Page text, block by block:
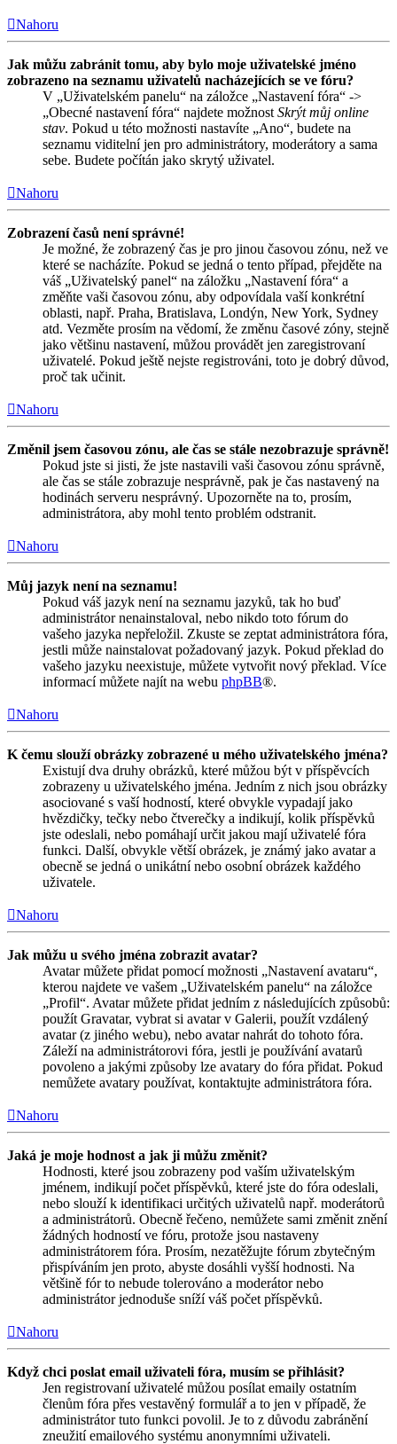
Nahoru
Jak můžu zabránit tomu, aby bylo moje uživatelské jméno
zobrazeno na seznamu uživatelů nacházejících se ve fóru?
V „Uživatelském panelu“ na záložce „Nastavení fóra“ ->
„Obecné nastavení fóra“ najdete možnost Skrýt můj online
stav. Pokud u této možnosti nastavíte „Ano“, budete na
seznamu viditelní jen pro administrátory, moderátory a sama
sebe. Budete počítán jako skrytý uživatel.
Nahoru
Zobrazení časů není správné!
Je možné, že zobrazený čas je pro jinou časovou zónu, než ve
které se nacházíte. Pokud se jedná o tento případ, přejděte na
váš „Uživatelský panel“ na záložku „Nastavení fóra“ a
změňte vaši časovou zónu, aby odpovídala vaší konkrétní
oblasti, např. Praha, Bratislava, Londýn, New York, Sydney
atd. Vezměte prosím na vědomí, že změnu časové zóny, stejně
jako většinu nastavení, můžou provádět jen zaregistrovaní
uživatelé. Pokud ještě nejste registrováni, toto je dobrý důvod,
proč tak učinit.
Nahoru
Změnil jsem časovou zónu, ale čas se stále nezobrazuje správně!
Pokud jste si jisti, že jste nastavili vaši časovou zónu správně,
ale čas se stále zobrazuje nesprávně, pak je čas nastavený na
hodinách serveru nesprávný. Upozorněte na to, prosím,
administrátora, aby mohl tento problém odstranit.
Nahoru
Můj jazyk není na seznamu!
Pokud váš jazyk není na seznamu jazyků, tak ho buď
administrátor nenainstaloval, nebo nikdo toto fórum do
vašeho jazyka nepřeložil. Zkuste se zeptat administrátora fóra,
jestli může nainstalovat požadovaný jazyk. Pokud překlad do
vašeho jazyku neexistuje, můžete vytvořit nový překlad. Více
informací můžete najít na webu phpBB®.
Nahoru
K čemu slouží obrázky zobrazené u mého uživatelského jména?
Existují dva druhy obrázků, které můžou být v příspěvcích
zobrazeny u uživatelského jména. Jedním z nich jsou obrázky
asociované s vaší hodností, které obvykle vypadají jako
hvězdičky, tečky nebo čtverečky a indikují, kolik příspěvků
jste odeslali, nebo pomáhají určit jakou mají uživatelé fóra
funkci. Další, obvykle větší obrázek, je známý jako avatar a
obecně se jedná o unikátní nebo osobní obrázek každého
uživatele.
Nahoru
Jak můžu u svého jména zobrazit avatar?
Avatar můžete přidat pomocí možnosti „Nastavení avataru“,
kterou najdete ve vašem „Uživatelském panelu“ na záložce
„Profil“. Avatar můžete přidat jedním z následujících způsobů:
použít Gravatar, vybrat si avatar v Galerii, použít vzdálený
avatar (z jiného webu), nebo avatar nahrát do tohoto fóra.
Záleží na administrátorovi fóra, jestli je používání avatarů
povoleno a jakými způsoby lze avatary do fóra přidat. Pokud
nemůžete avatary používat, kontaktujte administrátora fóra.
Nahoru
Jaká je moje hodnost a jak ji můžu změnit?
Hodnosti, které jsou zobrazeny pod vaším uživatelským
jménem, indikují počet příspěvků, které jste do fóra odeslali,
nebo slouží k identifikaci určitých uživatelů např. moderátorů
a administrátorů. Obecně řečeno, nemůžete sami změnit znění
žádných hodností ve fóru, protože jsou nastaveny
administrátorem fóra. Prosím, nezatěžujte fórum zbytečným
přispíváním jen proto, abyste dosáhli vyšší hodnosti. Na
většině fór to nebude tolerováno a moderátor nebo
administrátor jednoduše sníží váš počet příspěvků.
Nahoru
Když chci poslat email uživateli fóra, musím se přihlásit?
Jen registrovaní uživatelé můžou posílat emaily ostatním
členům fóra přes vestavěný formulář a to jen v případě, že
administrátor tuto funkci povolil. Je to z důvodu zabránění
zneužití emailového systému anonymními uživateli.